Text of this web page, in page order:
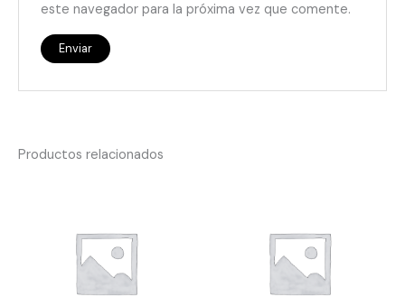
este navegador para la próxima vez que comente.
Productos relacionados